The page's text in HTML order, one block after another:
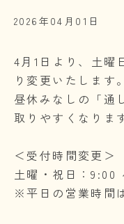
2026年04月01日
4月1日より、土曜
り変更いたします。
昼休みなしの「通
取りやすくなりま
＜受付時間変更＞
土曜・祝日：9:00
※平日の営業時間